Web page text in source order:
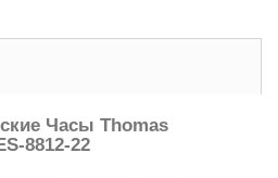
Часы Thomas
8812-22